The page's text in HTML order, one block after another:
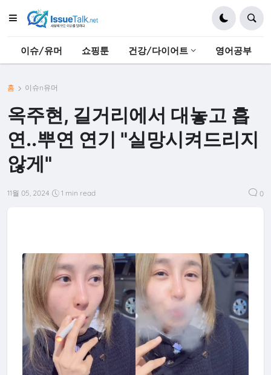
이슈/유머 쇼핑툰 건강/다이어트 영어공부
홈 이슈n유머
옥주현, 길거리에서 대놓고 흡
연..뿌연 연기 "실망시켜드리지
않게"
11월 05, 2024 1 min read 0